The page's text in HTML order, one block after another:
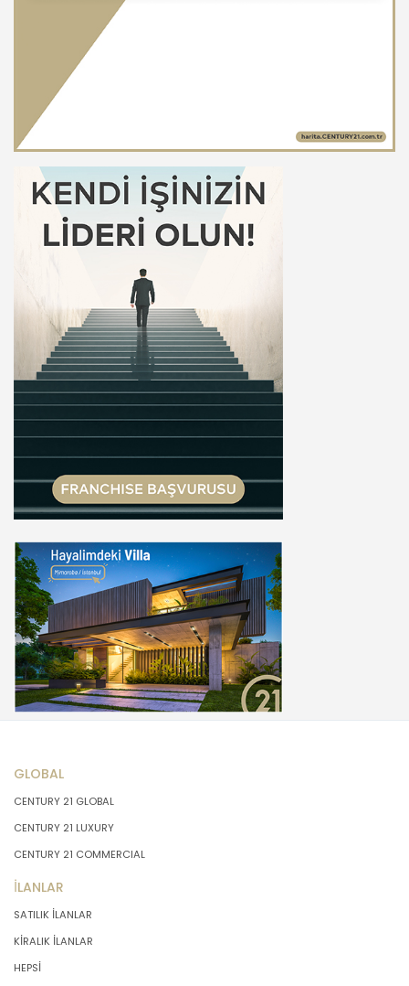
GLOBAL
CENTURY 21 GLOBAL
CENTURY 21 LUXURY
CENTURY 21 COMMERCIAL
İLANLAR
SATILIK İLANLAR
KİRALIK İLANLAR
HEPSİ